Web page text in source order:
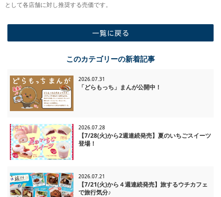
として各店舗に対し推奨する売価です。
このカテゴリーの新着記事
2026.07.31
「どらもっち」まんが公開中！
2026.07.28
【7/28(火)から2週連続発売】夏のいちごスイーツ
登場！
2026.07.21
【7/21(火)から４週連続発売】旅するウチカフェ
で旅行気分♪